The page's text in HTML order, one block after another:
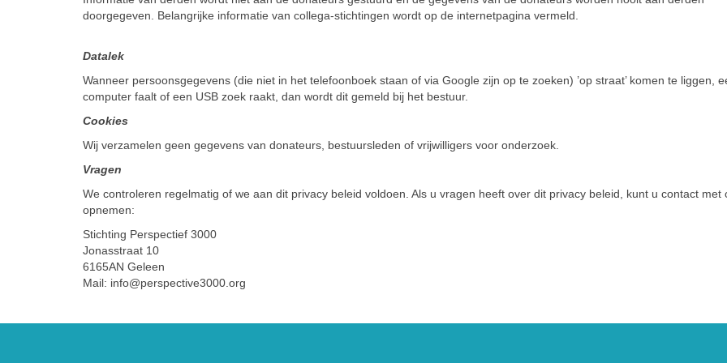
doorgegeven. Belangrijke informatie van collega-stichtingen wordt op de internetpagina vermeld.
Datalek
Wanneer persoonsgegevens (die niet in het telefoonboek staan of via Google zijn op te zoeken) ’op straat’ komen te liggen,
computer faalt of een USB zoek raakt, dan wordt dit gemeld bij het bestuur.
Cookies
Wij verzamelen geen gegevens van donateurs, bestuursleden of vrijwilligers voor onderzoek.
Vragen
We controleren regelmatig of we aan dit privacy beleid voldoen. Als u vragen heeft over dit privacy beleid, kunt u contact met
opnemen:
Stichting Perspectief 3000
Jonasstraat 10
6165AN Geleen
Mail: info@perspective3000.org